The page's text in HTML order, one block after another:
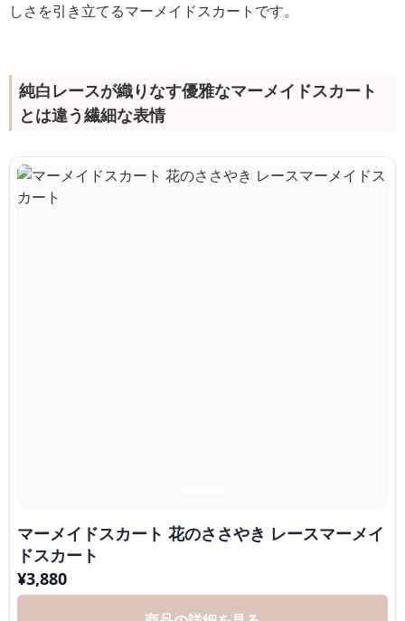
しさを引き立てるマーメイドスカートです。
純白レースが織りなす優雅なマーメイドスカート
とは違う繊細な表情
マーメイドスカート 花のささやき レースマーメイ
ドスカート
¥3,880